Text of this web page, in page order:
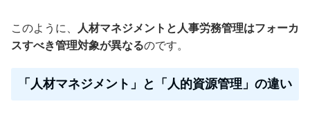
このように、
人材マネジメントと人事労務管理はフォーカ
スすべき管理対象が異なるのです。
「人材マネジメント」と「人的資源管理」の違い